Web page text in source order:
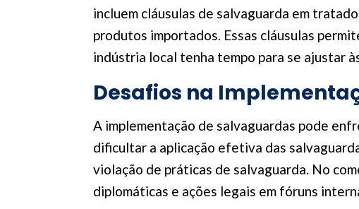
incluem cláusulas de salvaguarda em
produtos importados. Essas cláusulas
indústria local tenha tempo para se ajustar
Desafios na
A implementação de salvaguardas pode
dificultar a aplicação efetiva das
violação de práticas de salvaguarda. No
diplomáticas e ações legais em fóruns